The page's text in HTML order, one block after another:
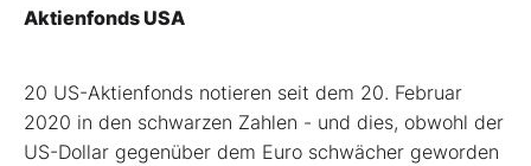
Aktienfonds USA
20 US-Aktienfonds notieren seit dem 20. Februar
2020 in den schwarzen Zahlen - und dies, obwohl der
US-Dollar gegenüber dem Euro schwächer geworden